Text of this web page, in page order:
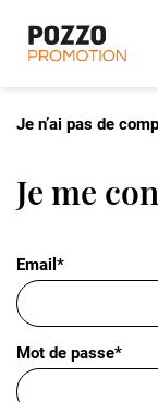
Je n’ai pas de
Je me
Email*
Mot de passe*